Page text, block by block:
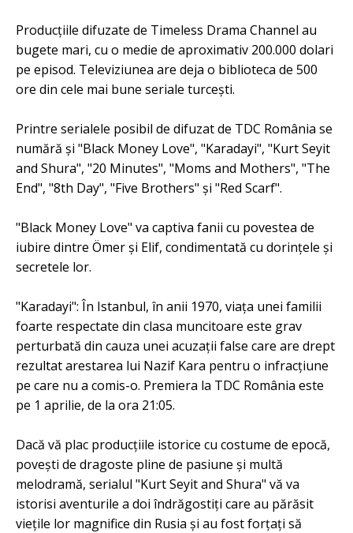
Producțiile difuzate de Timeless Drama Channel au
bugete mari, cu o medie de aproximativ 200.000 dolari
pe episod. Televiziunea are deja o biblioteca de 500
ore din cele mai bune seriale turcești.
Printre serialele posibil de difuzat de TDC România se
numără și "Black Money Love", "Karadayi", "Kurt Seyit
and Shura", "20 Minutes", "Moms and Mothers", "The
End", "8th Day", "Five Brothers" și "Red Scarf".
"Black Money Love" va captiva fanii cu povestea de
iubire dintre Ömer și Elif, condimentată cu dorințele și
secretele lor.
"Karadayi": În Istanbul, în anii 1970, viața unei familii
foarte respectate din clasa muncitoare este grav
perturbată din cauza unei acuzații false care are drept
rezultat arestarea lui Nazif Kara pentru o infracțiune
pe care nu a comis-o. Premiera la TDC România este
pe 1 aprilie, de la ora 21:05.
Dacă vă plac producțiile istorice cu costume de epocă,
povești de dragoste pline de pasiune și multă
melodramă, serialul "Kurt Seyit and Shura" vă va
istorisi aventurile a doi îndrăgostiți care au părăsit
viețile lor magnifice din Rusia și au fost forțați să